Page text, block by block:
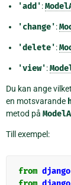
'add':
'change':
'delete':
'view':
Du kan ange
en motsvarande
metod på
Till exempel:
from